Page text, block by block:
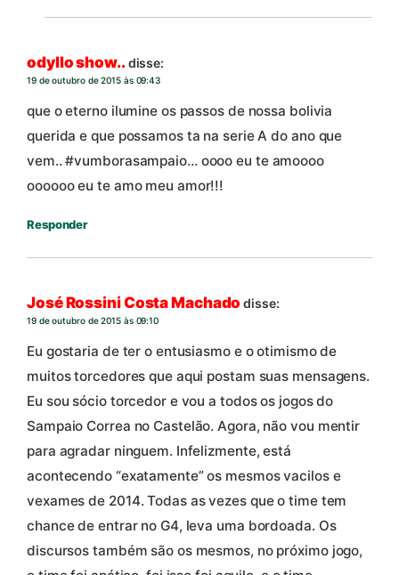
odyllo show..disse:
19 de outubro de 2015 às 09:43
que o eterno ilumine os passos de nossa bolivia
querida e que possamos ta na serie A do ano que
vem.. #vumborasampaio… oooo eu te amoooo
oooooo eu te amo meu amor!!!
Responder
José Rossini Costa Machado disse:
19 de outubro de 2015 às 09:10
Eu gostaria de ter o entusiasmo e o otimismo de
muitos torcedores que aqui postam suas mensagens.
Eu sou sócio torcedor e vou a todos os jogos do
Sampaio Correa no Castelão. Agora, não vou mentir
para agradar ninguem. Infelizmente, está
acontecendo “exatamente” os mesmos vacilos e
vexames de 2014. Todas as vezes que o time tem
chance de entrar no G4, leva uma bordoada. Os
discursos também são os mesmos, no próximo jogo,